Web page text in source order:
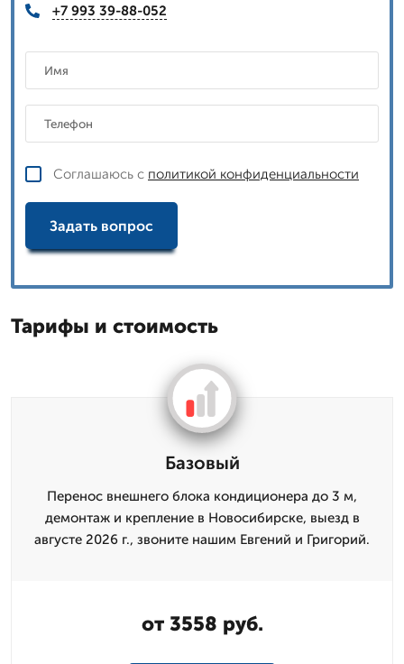
+7 993 39-88-052
Соглашаюсь с политикой конфиденциальности
Задать вопрос
Тарифы и стоимость
Базовый
Перенос внешнего блока кондиционера до 3 м,
демонтаж и крепление в Новосибирске, выезд в
августе 2026 г., звоните нашим Евгений и Григорий.
от 3558 руб.